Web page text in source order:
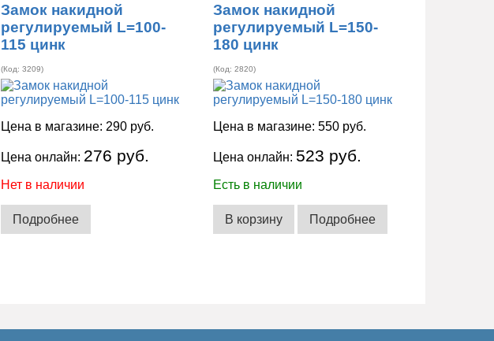
Замок накидной
регулируемый L=100-
115 цинк
(Код:3209)
Цена в магазине: 290 руб.
Цена онлайн: 276 руб.
Нет в наличии
Подробнее
Замок накидной
регулируемый L=150-
180 цинк
(Код:2820)
Цена в магазине:550 руб.
Цена онлайн: 523 руб.
Есть в наличии
В корзину Подробнее